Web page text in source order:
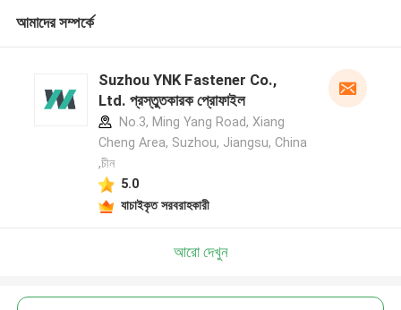
আমাদের সম্পর্কে
Suzhou YNK Fastener Co.,
Ltd. প্রস্তুতকারক প্রোফাইল
No.3, Ming Yang Road, Xiang
Cheng Area, Suzhou, Jiangsu, China
,চীন
5.0
যাচাইকৃত সরবরাহকারী
আরো দেখুন